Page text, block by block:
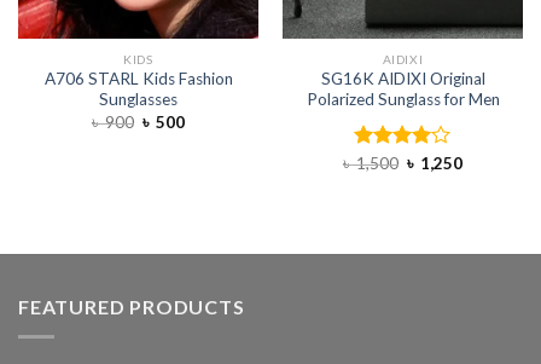
KIDS
A706 STARL Kids Fashion
Sunglasses
৳900 ৳ 500
AIDIXI
SG16K AIDIXI Original
Polarized Sunglass for Men
Rated
৳1,500 ৳ 1,250
FEATURED PRODUCTS